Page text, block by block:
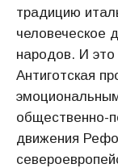
традицию
человеческое
народов. И
Антиготская
общественно-
движения